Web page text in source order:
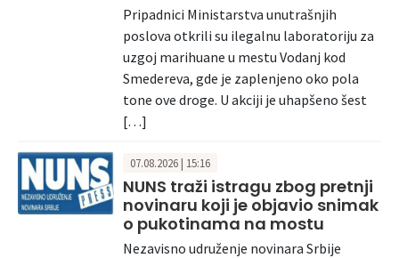
Pripadnici Ministarstva unutrašnjih
poslova otkrili su ilegalnu laboratoriju za
uzgoj marihuane u mestu Vodanj kod
Smedereva, gde je zaplenjeno oko pola
tone ove droge. U akciji je uhapšeno šest
[…]
07.08.2026 | 15:16
NUNS traži istragu zbog pretnji
novinaru koji je objavio snimak
o pukotinama na mostu
Nezavisno udruženje novinara Srbije